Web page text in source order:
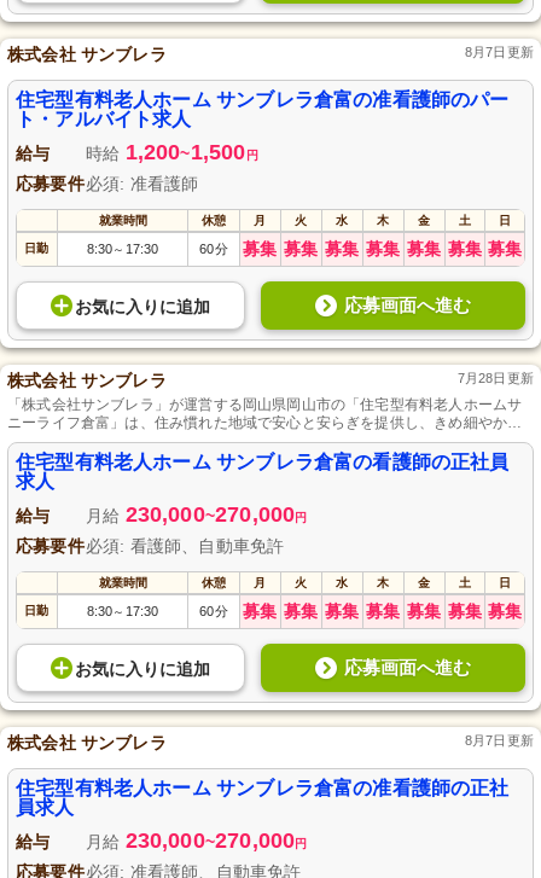
株式会社 サンブレラ 8月7日更新
住宅型有料老人ホーム サンブレラ倉富の准看護師のパー
ト・アルバイト求人
給与 時給 1,200~1,500 円
応募要件必須: 准看護師
就業時間 休憩 月 火 水 木 金 土 日
日勤 8:30～ 17:30 60分 募集 募集 募集 募集 募集 募集 募集
お気に入り に追加 応募画面へ進む
株式会社 サンブレラ 7月28日更新
「株式会社サンブレラ」が運営する岡山県岡山市の「住宅型有料老人ホームサ
ニーライフ倉富」は、住み慣れた地域で安心と安らぎを提供し、きめ細やかな
介護サービスを行き届いています。
住宅型有料老人ホーム サンブレラ倉富の看護師の正社員
求人
給与 月給 230,000~270,000円
応募要件必須: 看護師、自動車免許
就業時間 休憩 月 火 水 木 金 土 日
日勤 8:30～ 17:30 60分 募集 募集 募集 募集 募集 募集 募集
お気に入り に追加 応募画面へ進む
株式会社 サンブレラ 8月7日更新
住宅型有料老人ホーム サンブレラ倉富の准看護師の正社
員求人
給与 月給 230,000~270,000円
応募要件必須: 准看護師、自動車免許